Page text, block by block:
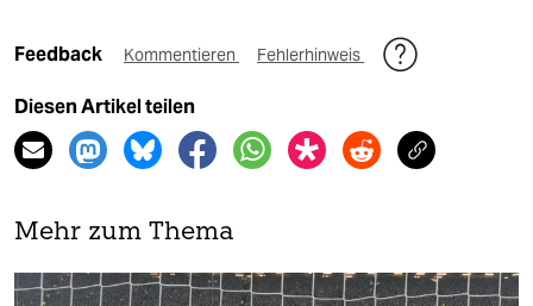
Feedback Kommentieren Fehlerhinweis
Diesen Artikel teilen
Mehr zum Thema